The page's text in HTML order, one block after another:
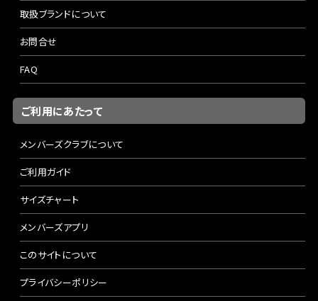
取扱ブランドについて
お問合せ
FAQ
ご利用にあたって
メンバーズクラブについて
ご利用ガイド
サイズチャート
メンバーズアプリ
このサイトについて
プライバシーポリシー